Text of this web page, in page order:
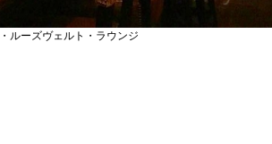
ルーズヴェルト・ラウンジ